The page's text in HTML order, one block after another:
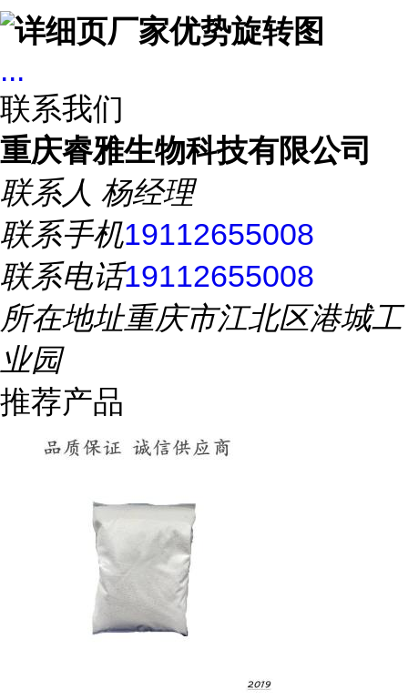
...
联系我们
重庆睿雅生物科技有限公司
联系人 杨经理
联系手机19112655008
联系电话19112655008
所在地址重庆市江北区港城工
业园
推荐产品